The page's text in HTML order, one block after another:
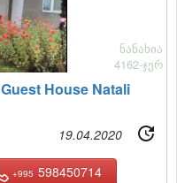
Guest House Natali
ნანახია
4162-ჯერ
19.04.2020
+995 598450714